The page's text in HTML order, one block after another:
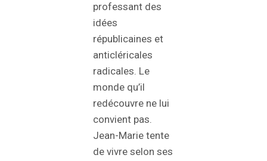
professant des
idées
républicaines et
anticléricales
radicales. Le
monde qu’il
redécouvre ne lui
convient pas.
Jean-Marie tente
de vivre selon ses